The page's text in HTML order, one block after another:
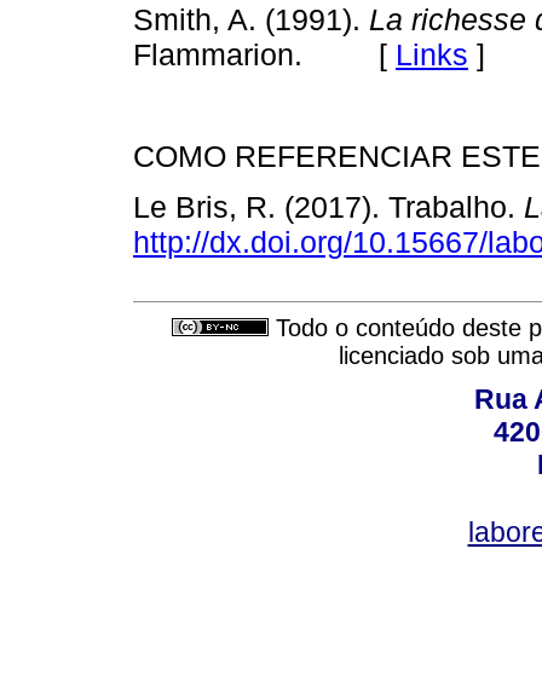
Smith, A. (1991). La richesse
Flammarion. [ Links ]
COMO REFERENCIAR
Le Bris, R. (2017). Trabalho.
http://dx.doi.org/10.15667/
Todo o conteúdo deste
licenciado sob
Rua